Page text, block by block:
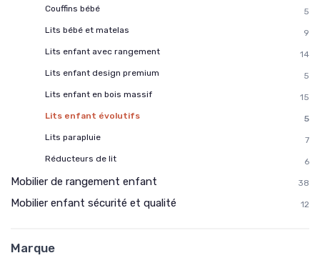
Couffins bébé
5
Lits bébé et matelas
9
Lits enfant avec rangement
14
Lits enfant design premium
5
Lits enfant en bois massif
15
Lits enfant évolutifs
5
Lits parapluie
7
Réducteurs de lit
6
Mobilier de rangement enfant 38
Mobilier enfant sécurité et qualité 12
Marque